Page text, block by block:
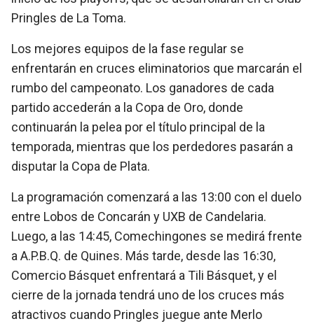
Pringles de La Toma.
Los mejores equipos de la fase regular se
enfrentarán en cruces eliminatorios que marcarán el
rumbo del campeonato. Los ganadores de cada
partido accederán a la Copa de Oro, donde
continuarán la pelea por el título principal de la
temporada, mientras que los perdedores pasarán a
disputar la Copa de Plata.
La programación comenzará a las 13:00 con el duelo
entre Lobos de Concarán y UXB de Candelaria.
Luego, a las 14:45, Comechingones se medirá frente
a A.P.B.Q. de Quines. Más tarde, desde las 16:30,
Comercio Básquet enfrentará a Tili Básquet, y el
cierre de la jornada tendrá uno de los cruces más
atractivos cuando Pringles juegue ante Merlo